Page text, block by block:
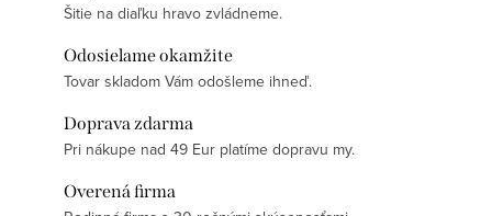
Šitie na diaľku hravo zvládneme.
Odosielame okamžite
Tovar skladom Vám odošleme ihneď.
Doprava zdarma
Pri nákupe nad 49 Eur platíme dopravu my.
Overená firma